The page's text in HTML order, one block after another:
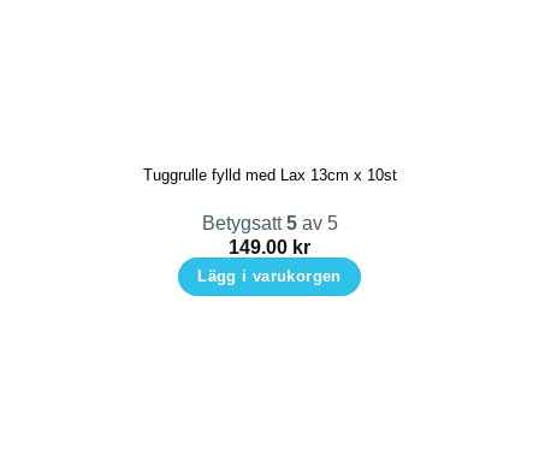
Tuggrulle fylld med Lax 13cm x 10st
Betygsatt5av 5
149.00 kr
Lägg i varukorgen